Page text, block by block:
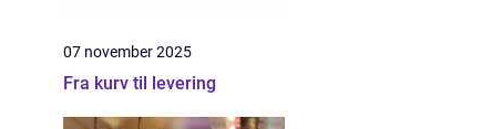
07 november 2025
Fra kurv til levering